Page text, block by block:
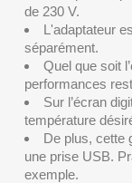
de 230 V.
L'adaptateur
séparément.
Quel que soit
performances
Sur l’écran
température
De plus, cette
une prise USB.
exemple.